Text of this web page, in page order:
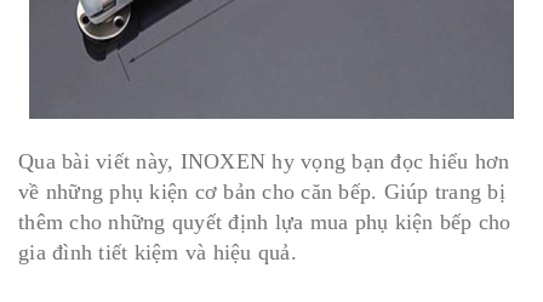
Qua bài viết này, INOXEN hy vọng bạn đọc hiểu hơn
về những phụ kiện cơ bản cho căn bếp. Giúp trang bị
thêm cho những quyết định lựa mua phụ kiện bếp cho
gia đình tiết kiệm và hiệu quả.